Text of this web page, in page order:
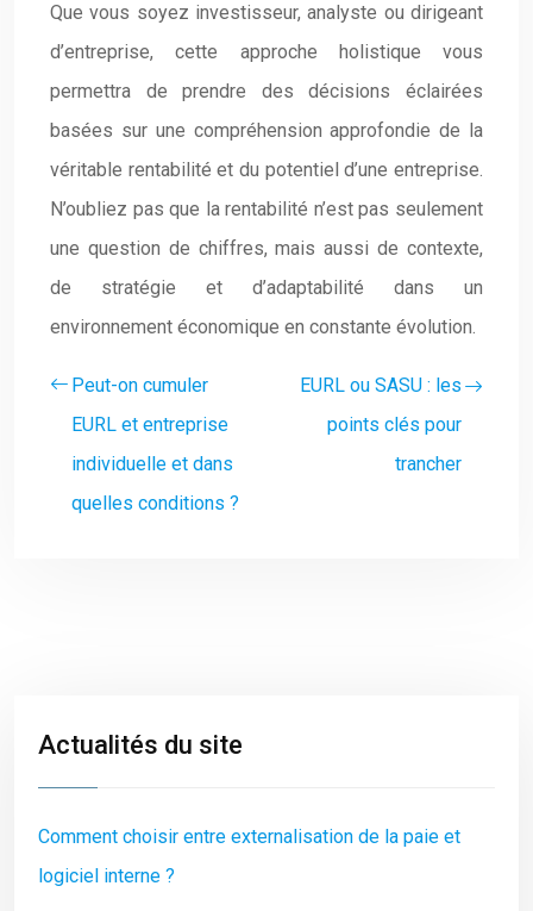
Que vous soyez investisseur, analyste ou dirigeant
d’entreprise, cette approche holistique vous
permettra de prendre des décisions éclairées
basées sur une compréhension approfondie de la
véritable rentabilité et du potentiel d’une entreprise.
N’oubliez pas que la rentabilité n’est pas seulement
une question de chiffres, mais aussi de contexte,
de stratégie et d’adaptabilité dans un
environnement économique en constante évolution.
Peut-on cumuler
EURL et entreprise
individuelle et dans
quelles conditions ?
EURL ou SASU : les
points clés pour
trancher
Actualités du site
Comment choisir entre externalisation de la paie et
logiciel interne ?